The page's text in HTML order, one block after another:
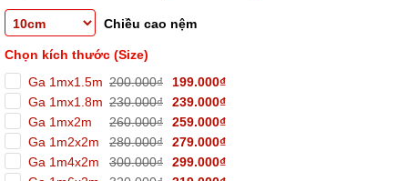
Chiều cao nệm
Chọn kích thước (Size)
Ga 1mx1.5m 200.000₫
199.000₫
Ga 1mx1.8m 230.000₫
239.000₫
Ga 1mx2m
260.000₫
259.000₫
Ga 1m2x2m
280.000₫
279.000₫
Ga 1m4x2m
300.000₫
299.000₫